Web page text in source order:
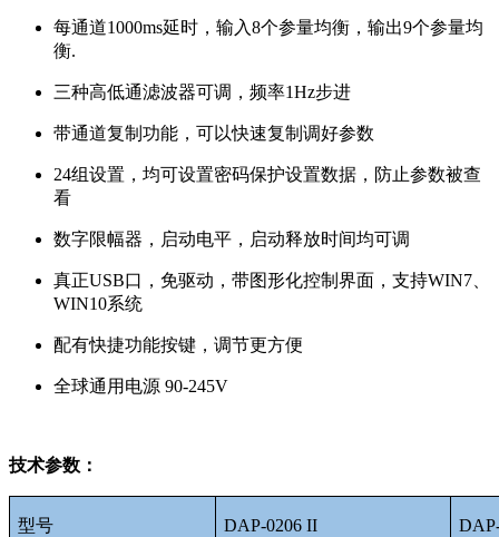
每通道1000ms延时，输入8个参量均衡，输出9个参量均
衡.
三种高低通滤波器可调，频率1Hz步进
带通道复制功能，可以快速复制调好参数
24组设置，均可设置密码保护设置数据，防止参数被查
看
数字限幅器，启动电平，启动释放时间均可调
真正USB口，免驱动，带图形化控制界面，支持WIN7、
WIN10系统
配有快捷功能按键，调节更方便
全球通用电源 90-245V
技术参数：
型号 DAP-0206 II